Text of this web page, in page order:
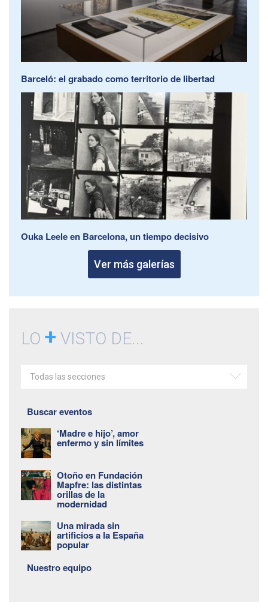
Barceló: el grabado como territorio de libertad
Ouka Leele en Barcelona, un tiempo decisivo
Ver más galerías
LO + VISTO DE...
Todas las secciones
Buscar eventos
‘Madre e hijo’, amor
enfermo y sin límites
Otoño en Fundación
Mapfre: las distintas
orillas de la
modernidad
Una mirada sin
artificios a la España
popular
Nuestro equipo